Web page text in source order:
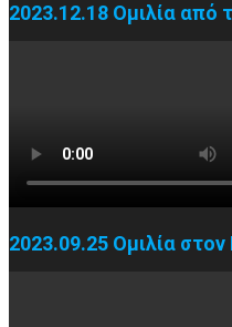
2023.12.18 Ομιλία από
2023.09.25 Ομιλία